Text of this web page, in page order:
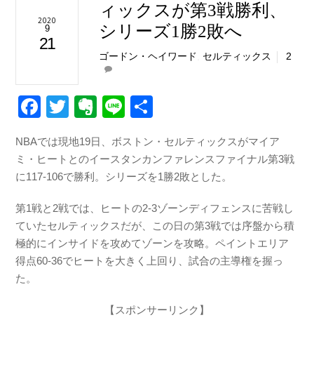
2020
9
21
ィックスが第3戦勝利、
シリーズ1勝2敗へ
ゴードン・ヘイワード セルティックス 2
F
c
e
o
o
k
T
tt
er
E
er
n
e
Li
e
NBAでは現地19日、ボストン・セルティックスがマイア
ミ・ヒートとのイースタンカンファレンスファイナル第3戦
に117-106で勝利。シリーズを1勝2敗とした。
第1戦と2戦では、ヒートの2-3ゾーンディフェンスに苦戦し
ていたセルティックスだが、この日の第3戦では序盤から積
極的にインサイドを攻めてゾーンを攻略。ペイントエリア
得点60-36でヒートを大きく上回り、試合の主導権を握っ
た。
【スポンサーリンク】